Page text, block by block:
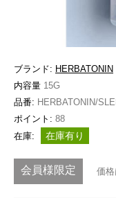
ブランド: HERBATONIN
内容量 15G
品番: HERBATONIN/
ポイント: 88
在庫:
在庫有り
会員様限定 価格